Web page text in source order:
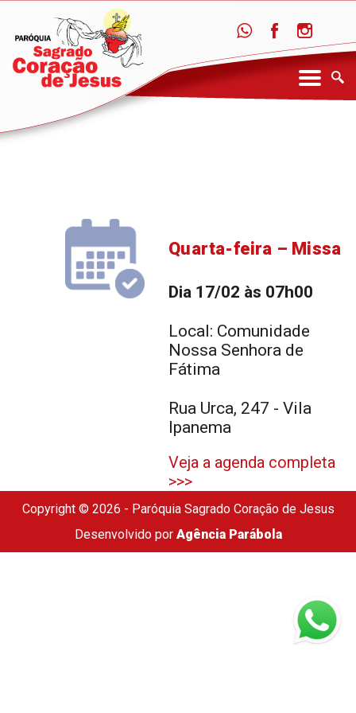
Quarta-feira – Missa
Dia 17/02 às 07h00
Local: Comunidade
Nossa Senhora de
Fátima
Rua Urca, 247 - Vila
Ipanema
Veja a agenda completa
>>>
Copyright © 2026 - Paróquia Sagrado Coração de Jesus
Desenvolvido por Agência Parábola